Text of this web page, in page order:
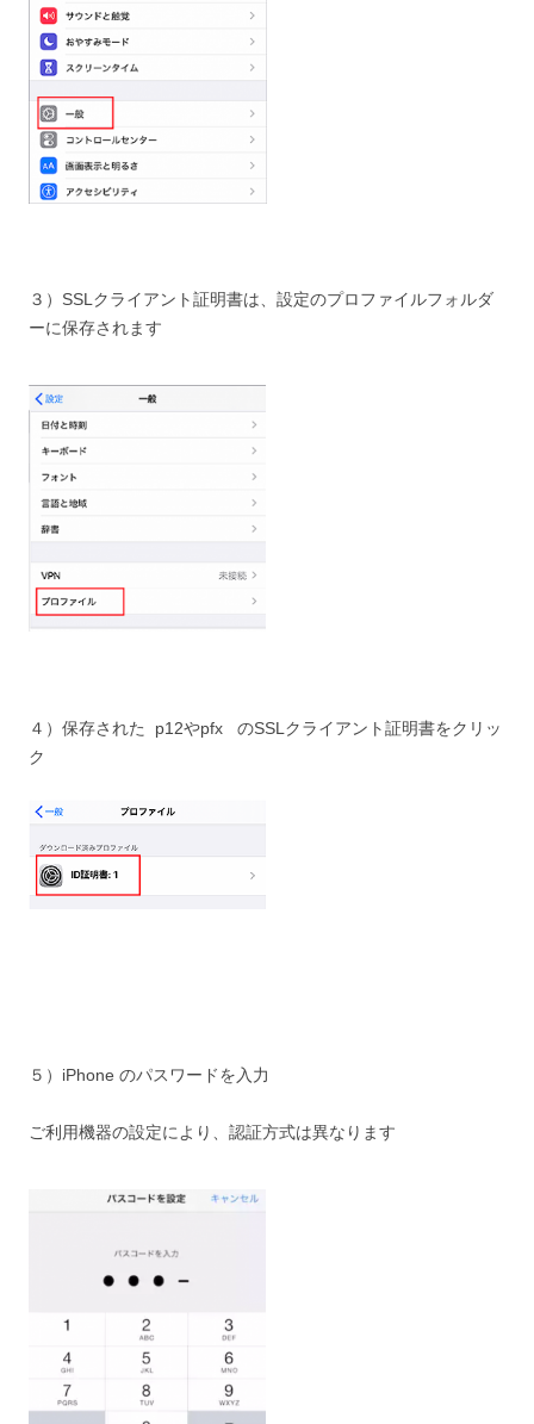
３）SSLクライアント証明書は、設定のプロファイルフォルダ
ーに保存されます
４）保存された p12やpfx のSSLクライアント証明書をクリッ
ク
５）iPhone のパスワードを入力
ご利用機器の設定により、認証方式は異なります